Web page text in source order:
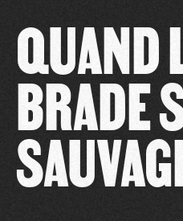
BRADE